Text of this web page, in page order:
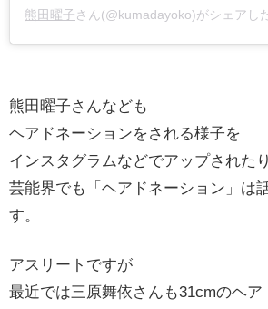
熊田曜子さん(@kumadayoko)がシェアし
熊田曜子さんなども
ヘアドネーションをされる様子を
インスタグラムなどでアップされた
芸能界でも「ヘアドネーション」は
す。
アスリートですが
最近では三原舞依さんも31cmのヘア